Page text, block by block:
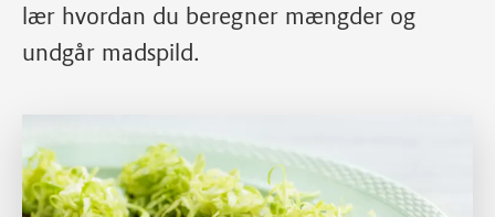
lær hvordan du beregner mængder og
undgår madspild.